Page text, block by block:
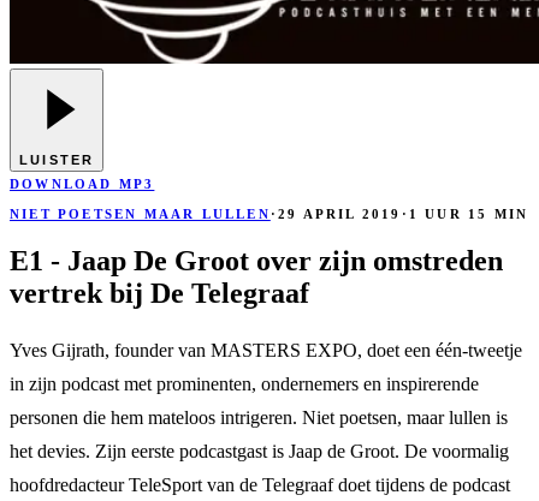
LUISTER
DOWNLOAD MP3
NIET POETSEN MAAR LULLEN ·29 APRIL 2019 · 1 UUR 15 MIN
E1 - Jaap De Groot over zijn omstreden
vertrek bij De Telegraaf
Yves Gijrath, founder van MASTERS EXPO, doet een één-tweetje
in zijn podcast met prominenten, ondernemers en inspirerende
personen die hem mateloos intrigeren. Niet poetsen, maar lullen is
het devies. Zijn eerste podcastgast is Jaap de Groot. De voormalig
hoofdredacteur TeleSport van de Telegraaf doet tijdens de podcast